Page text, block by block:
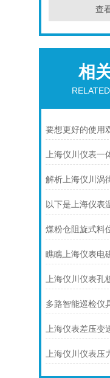
查
相